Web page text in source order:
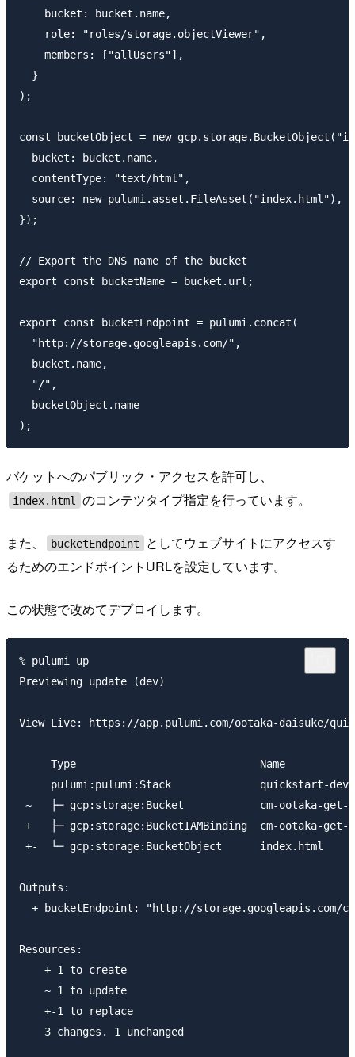
    bucket: bucket.name,
    role: "roles/storage.objectViewer",
    members: ["allUsers"],
  }
);
const bucketObject = new
  bucket: bucket.name,
  contentType: "text/html",
  source: new pulumi.asset.FileAsset("index.html"),
});
// Export the DNS name of the bucket
export const bucketName = bucket.url;
export const bucketEndpoint = pulumi.concat(
  "http://storage.googleapis.com/",
  bucket.name,
  "/",
  bucketObject.name
バケットへのパブリック・アクセスを許可し、
index.html のコンテツタイプ指定を行っています。
また、 bucketEndpoint
としてウェブサイトにアクセスす
るためのエンドポイントURLを設定しています。
この状態で改めてデプロイします。
% pulumi up
Previewing update (dev)
View Live: https://app.pulumi.com/ootaka-daisuke/
Type                             Name
pulumi:pulumi:Stack
~   ├─ gcp:storage:Bucket            cm-ootaka-
+   ├─ gcp:storage:BucketIAMBinding  cm-
+-  └─ gcp:storage:BucketObject
Outputs:
+ bucketEndpoint: "http://storage.googleapis.com/
Resources:
    + 1 to create
    ~ 1 to update
    +-1 to replace
    3 changes. 1 unchanged